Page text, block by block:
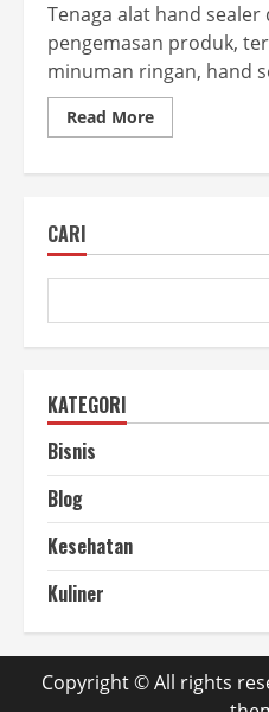
Tenaga alat hand sealer
pengemasan produk,
minuman ringan, hand
Read MoreRead
more
saat
makanan
CARI
KATEGORI
Bisnis
Blog
Kesehatan
Kuliner
Copyright © All rights